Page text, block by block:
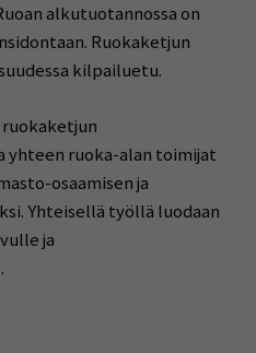
alkutuotannossa on
Ruokaketjun
kilpailuetu.
ruoka-alan toimijat
osaamisen ja
Yhteisellä työllä luodaan
ja